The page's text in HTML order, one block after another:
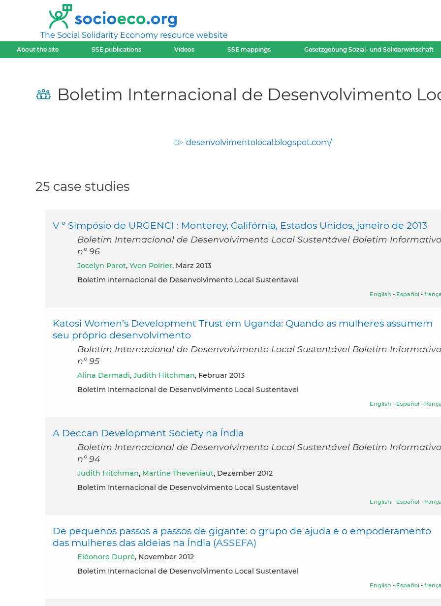
The Social Solidarity Economy resource website
About the site SSE publications Videos SSE mappings Gesetzgebung Sozial- und Solidarwirtschaft
Boletim Internacional de Desenvolvimento
desenvolvimentolocal.blogspot.com/
25 case studies
V º Simpósio de URGENCI : Monterey, Califórnia, Estados Unidos, janeiro de 2013
Boletim Internacional de Desenvolvimento Local Sustentável Boletim Informativo
nº 96
Jocelyn Parot, Yvon Poirier, März 2013
Boletim Internacional de Desenvolvimento Local Sustentavel
English - Español -
Katosi Women’s Development Trust em Uganda: Quando as mulheres assumem
seu próprio desenvolvimento
Boletim Internacional de Desenvolvimento Local Sustentável Boletim Informativo
nº 95
Alina Darmadi, Judith Hitchman, Februar 2013
Boletim Internacional de Desenvolvimento Local Sustentavel
English - Español -
A Deccan Development Society na Índia
Boletim Internacional de Desenvolvimento Local Sustentável Boletim Informativo
nº 94
Judith Hitchman, Martine Theveniaut, Dezember 2012
Boletim Internacional de Desenvolvimento Local Sustentavel
English - Español -
De pequenos passos a passos de gigante: o grupo de ajuda e o empoderamento
das mulheres das aldeias na Índia (ASSEFA)
Eléonore Dupré, November 2012
Boletim Internacional de Desenvolvimento Local Sustentavel
English - Español -